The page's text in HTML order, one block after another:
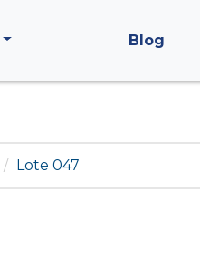
Blog
Lote 047